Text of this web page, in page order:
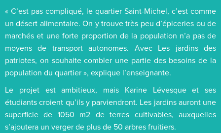
« C’est pas compliqué, le quartier Saint-Michel, c’est comme
un désert alimentaire. On y trouve très peu d’épiceries ou de
marchés et une forte proportion de la population n’a pas de
moyens de transport autonomes. Avec Les jardins des
patriotes, on souhaite combler une partie des besoins de la
population du quartier », explique l’enseignante.
Le projet est ambitieux, mais Karine Lévesque et ses
étudiants croient qu’ils y parviendront. Les jardins auront une
superficie de 1050 m2 de terres cultivables, auxquelles
s’ajoutera un verger de plus de 50 arbres fruitiers.